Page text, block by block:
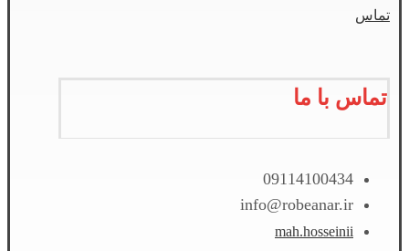
تماس
تماس با ما
09114100434
info@robeanar.ir
mah.hosseinii